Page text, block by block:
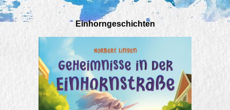
Einhorngeschichten